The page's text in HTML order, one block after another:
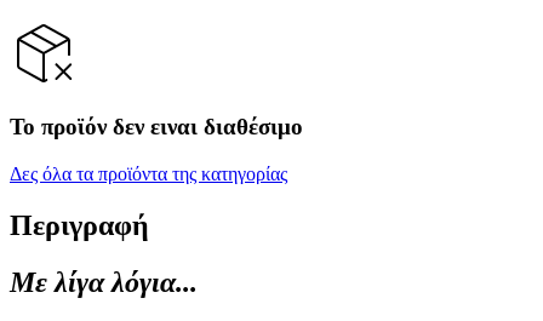
Το προϊόν δεν ειναι διαθέσιμο
Δες όλα τα προϊόντα της κατηγορίας
Περιγραφή
Με λίγα λόγια...